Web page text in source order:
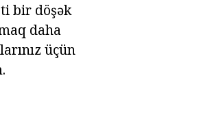
bir döşək
daha
üçün